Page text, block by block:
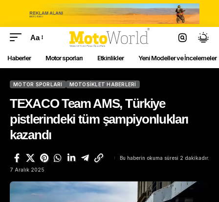
Aa
Haberler Motor sporları Etkinlikler Yeni Modeller ve İncelemeler
MOTOR SPORLARI MOTOSIKLET HABERLERI
TEXACO Team AMS, Türkiye
pistlerindeki tüm şampiyonlukları
kazandı
7 Aralık 2025
Bu haberin okuma süresi 2 dakikadır.